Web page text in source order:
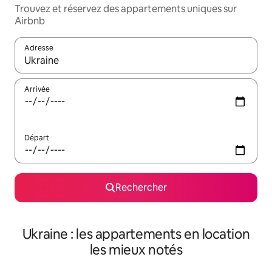
Trouvez et réservez des appartements uniques sur
Airbnb
Adresse
Lorsque les résultats s'affichent, utilisez les flèches vers le
Arrivée
Départ
Rechercher
Ukraine : les appartements en location
les mieux notés